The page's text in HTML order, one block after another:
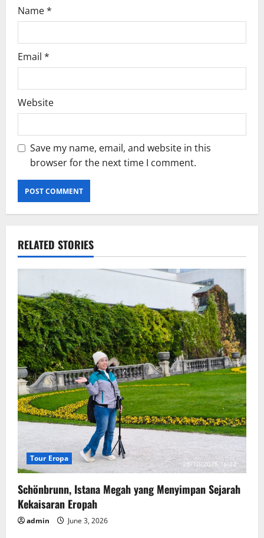
Name*
Email *
Website
Save my name, email, and website in this
browser for the next time I comment.
RELATED STORIES
Tour Eropa
Schönbrunn, Istana Megah yang Menyimpan Sejarah
Kekaisaran Eropah
admin June 3, 2026